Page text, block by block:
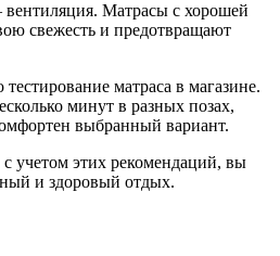
Матрасы с хорошей
свежесть и предотвращают
матраса в магазине.
минут в разных позах,
выбранный вариант.
учетом этих рекомендаций, вы
и здоровый отдых.